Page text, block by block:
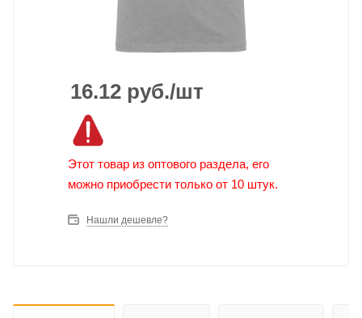
16.12 руб./шт
Этот товар из оптового раздела, его
можно приобрести только от 10 штук.
Нашли дешевле?